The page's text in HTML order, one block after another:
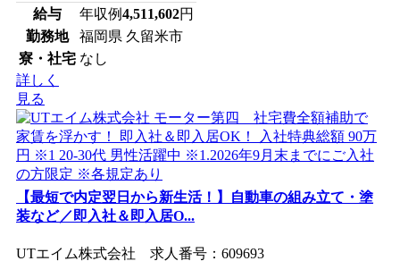
給与
年収例4,511,602円
勤務地
福岡県 久留米市
寮・社宅 なし
詳しく
見る
【最短で内定翌日から新生活！】自動車の組み立て・塗
装など／即入社＆即入居O...
UTエイム株式会社 求人番号：609693